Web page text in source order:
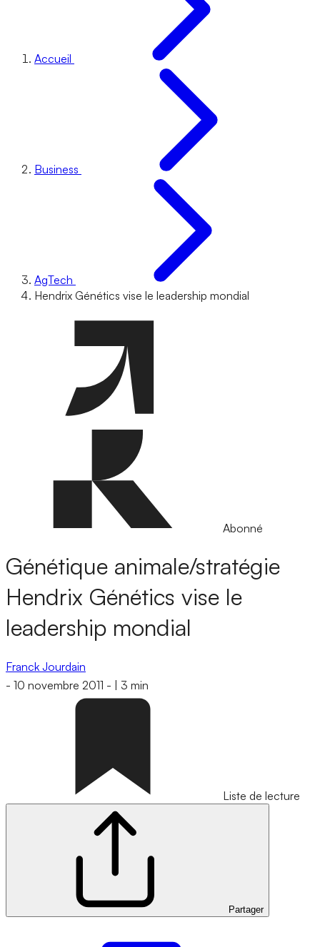
Accueil
Business
AgTech
Hendrix Génétics vise le leadership mondial
Abonné
Génétique animale/stratégie
Hendrix Génétics vise le
leadership mondial
Franck Jourdain
- 10 novembre 2011 - 3 min
Liste de lecture
Partager